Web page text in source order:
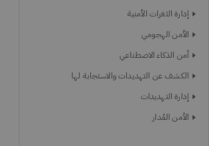
إدارة الثغرات الأمنية
الأمن الهجومي
أمن الذكاء الاصطناعي
الكشف عن التهديدات والاستجابة لها
إدارة التهديدات
الأمن المُدار